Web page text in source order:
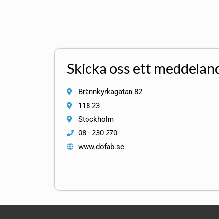
Skicka oss ett
Brännkyrkagatan 82
118 23
Stockholm
08 - 230 270
www.dofab.se